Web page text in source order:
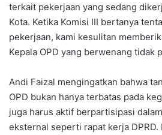
terkait pekerjaan yang sedang
Kota. Ketika Komisi III bertanya
pekerjaan, kami kesulitan
Kepala OPD yang berwenang tidak
Andi Faizal mengingatkan bahwa
OPD bukan hanya terbatas pada
juga harus aktif berpartisipasi
eksternal seperti rapat kerja DPRD.